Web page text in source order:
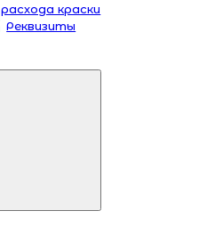
расхода краски
Реквизиты